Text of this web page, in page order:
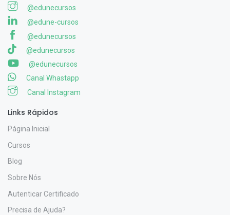
@edunecursos
@edune-cursos
@edunecursos
@edunecursos
@edunecursos
Canal Whastapp
Canal Instagram
Links Rápidos
Página Inicial
Cursos
Blog
Sobre Nós
Autenticar Certificado
Precisa de Ajuda?